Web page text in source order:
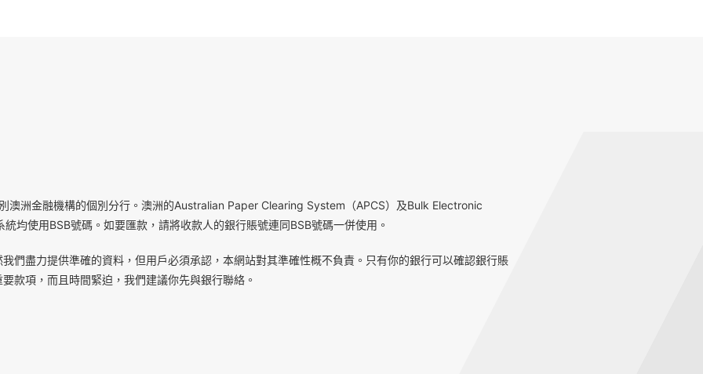
澳洲金融機構的個別分行。澳洲的Australian Paper Clearing System（APCS）及Bulk Electronic
均使用BSB號碼。如要匯款，請將收款人的銀行賬號連同BSB號碼一併使用。
們盡力提供準確的資料，但用戶必須承認，本網站對其準確性概不負責。只有你的銀行可以確認銀行賬
款項，而且時間緊迫，我們建議你先與銀行聯絡。